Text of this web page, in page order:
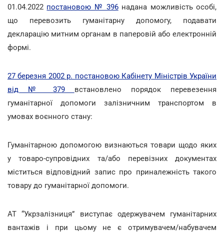
01.04.2022 постановою № 396надана можливість особі,
що перевозить гуманітарну допомогу, подавати
декларацію митним органам в паперовій або електронній
формі.
27 березня 2002 р. постановою Кабінету Міністрів України
від № 379 встановлено порядок перевезення
гуманітарної допомоги залізничним транспортом в
умовах воєнного стану:
Гуманітарною допомогою визнаються товари щодо яких
у товаро-супровідних та/або перевізних документах
міститься відповідний запис про приналежність такого
товару до гуманітарної допомоги.
АТ “Укрзалізниця” виступає одержувачем гуманітарних
вантажів і при цьому не є отримувачем/набувачем